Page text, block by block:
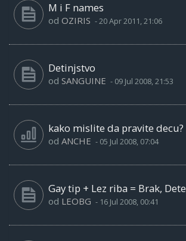
M i F names
od OZIRIS -20 Apr 2011, 21:06
Detinjstvo
od SANGUINE - 09 Jul 2008, 21:53
kako mislite da pravite decu?
od ANCHE - 05 Jul 2008, 07:04
Gay tip + Lez riba = Brak, Dete
od LEOBG - 16 Jul 2008, 00:41